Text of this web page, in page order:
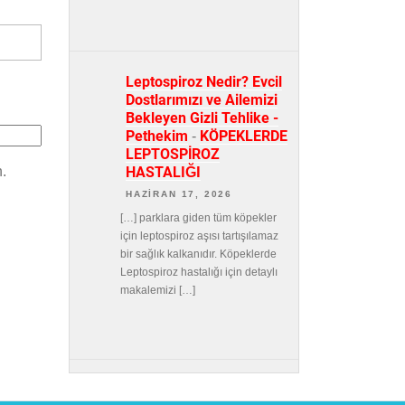
Leptospiroz Nedir? Evcil
Dostlarımızı ve Ailemizi
Bekleyen Gizli Tehlike -
Pethekim - KÖPEKLERDE
LEPTOSPİROZ
HASTALIĞI
HAZIRAN 17, 2026
[…] parklara giden tüm köpekler
için leptospiroz aşısı tartışılamaz
bir sağlık kalkanıdır. Köpeklerde
Leptospiroz hastalığı için detaylı
makalemizi […]